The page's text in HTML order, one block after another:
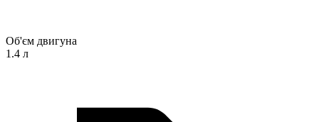
Об'єм двигуна
1.4 л